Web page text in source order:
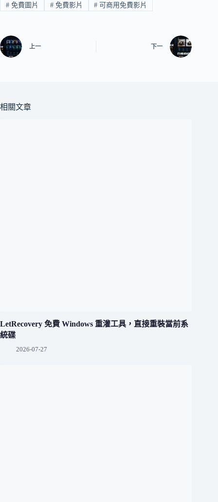
#免費圖片 #免費影片 # 可商用免費影片
上一 下一
相關文章
LetRecovery 免費 Windows 重灌工具，直接重裝當前系
統碟
2026-07-27